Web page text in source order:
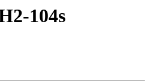
104s